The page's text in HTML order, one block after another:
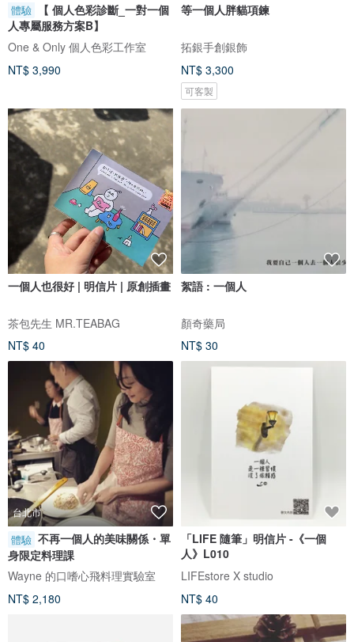
體驗
【 個人色彩診斷_一對一個
人專屬服務方案B】
One & Only 個人色彩工作室
NT$ 3,990
等一個人胖貓項鍊
拓銀手創銀飾
NT$ 3,300
可客製
一個人也很好 | 明信片 | 原創插畫
茶包先生 MR.TEABAG
NT$ 40
絮語 : 一個人
顏奇藥局
NT$ 30
台北市
體驗 不再一個人的美味關係・單
身限定料理課
Wayne 的口嗜心飛料理實驗室
NT$ 2,180
「LIFE 隨筆」明信片 -《一個
人》L010
LIFEstore X studio
NT$ 40